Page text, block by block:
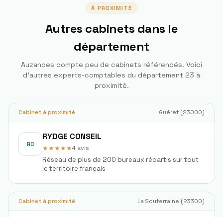
À PROXIMITÉ
Autres cabinets dans le
département
Auzances compte peu de cabinets référencés. Voici
d'autres experts-comptables du département 23 à
proximité.
Cabinet à proximité Guéret (23000)
RC
RYDGE CONSEIL
★★★★★4 avis
Réseau de plus de 200 bureaux répartis sur tout
le territoire français
Cabinet à proximité La Souterraine (23300)